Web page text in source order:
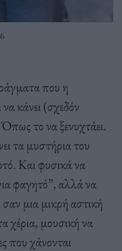
που η
κάνει (σχεδόν
το να ξενυχτάει.
τα μυστήρια του
Και φυσικά να
φαγητό”, αλλά να
μια μικρή αστική
χέρια, μουσική να
που χάνονται